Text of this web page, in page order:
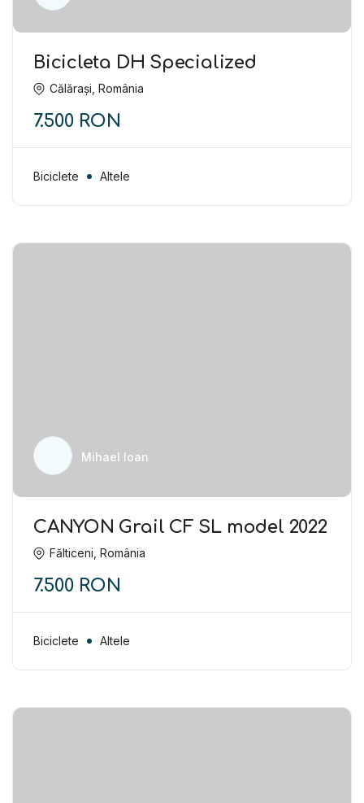
Bicicleta DH Specialized
Călărași, România
7.500 RON
Biciclete Altele
Mihael Ioan
CANYON Grail CF SL model 2022
Fălticeni, România
7.500 RON
Biciclete Altele